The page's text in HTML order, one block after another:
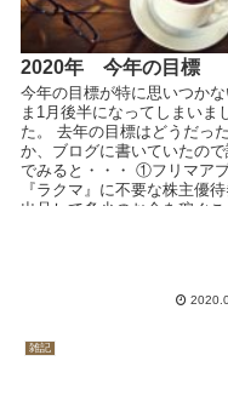
2020年 今年の目標
今年の目標が特に思いつかな
ま1月後半になってしまいま
た。 去年の目標はどうだっ
か、ブログに書いていたので
でみると・・・ ①フリマア
『ラクマ』に不要な株主優
出品して多少のお金を稼ぐ
雑記